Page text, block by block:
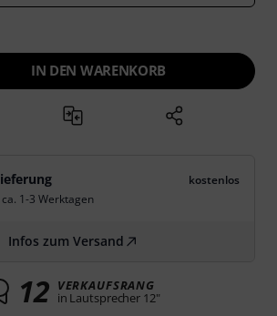
IN DEN WARENKORB
kostenlos
1-3 Werktagen
Infos zum Versand
12 VERKAUFSRANG
in Lautsprecher 12"